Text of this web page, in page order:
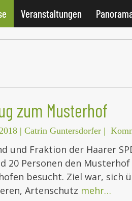
Veranstaltungen
zum Musterhof
| Catrin Guntersdorfer |
und Fraktion der Haarer
20 Personen den
besucht. Ziel war, sich
Artenschutz mehr…